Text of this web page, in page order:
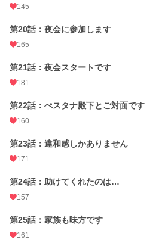
145
第20話：夜会に参加します
165
第21話：夜会スタートです
181
第22話：ぺスタナ殿下とご対面です
160
第23話：違和感しかありません
171
第24話：助けてくれたのは…
157
第25話：家族も味方です
161